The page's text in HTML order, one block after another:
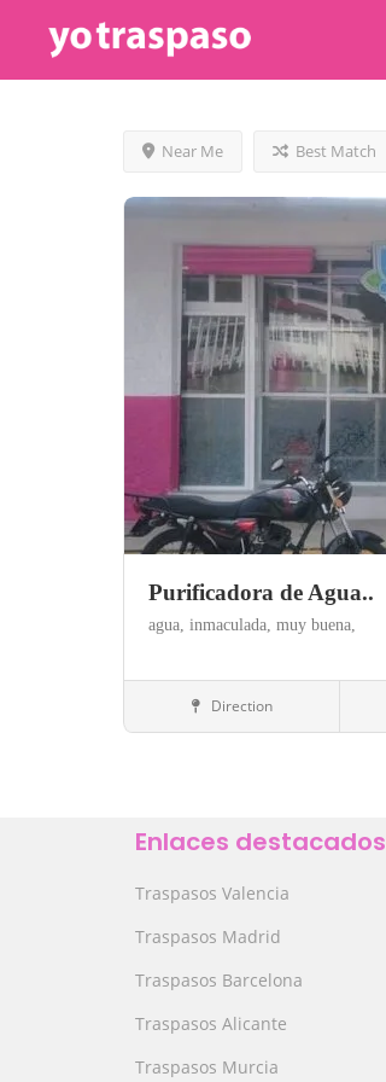
Near Me Best Match
Purificadora de Agua..
agua, inmaculada, muy buena,
AlimentaciónDirection
Enlaces destacados
Traspasos Valencia
Traspasos Madrid
Traspasos Barcelona
Traspasos Alicante
Traspasos Murcia